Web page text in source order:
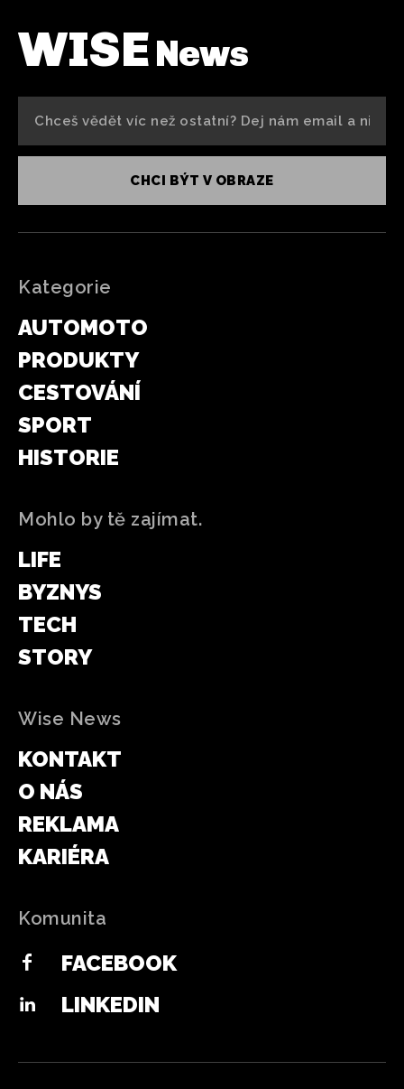
WISENews
CHCI BÝT V OBRAZE
Kategorie
AUTOMOTO
PRODUKTY
CESTOVÁNÍ
SPORT
HISTORIE
Mohlo by tě zajímat.
LIFE
BYZNYS
TECH
STORY
Wise News
KONTAKT
O NÁS
REKLAMA
KARIÉRA
Komunita
FACEBOOK
LINKEDIN